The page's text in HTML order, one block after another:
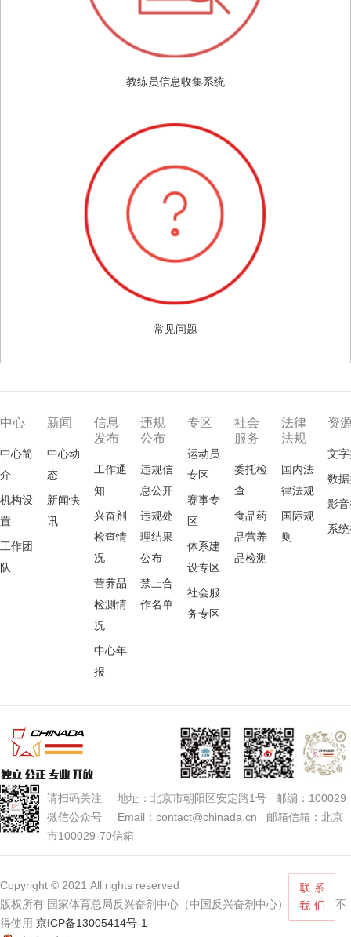
教练员信息收集系统
常见问题
中心
中心简
介
机构设
置
工作团
队
新闻
中心动
态
新闻快
讯
信息
发布
工作通
知
兴奋剂
检查情
况
营养品
检测情
况
中心年
报
违规
公布
违规信
息公开
违规处
理结果
公布
禁止合
作名单
专区
运动员
专区
赛事专
区
体系建
设专区
社会服
务专区
社会
服务
委托检
查
食品药
品营养
品检测
法律
法规
国内法
律法规
国际规
则
资
文
数
影
系
请扫码关注 地址：北京市朝阳区安定路1号 邮编：100029
微信公众号 Email：contact@chinada.cn 邮箱信箱：北京
市100029-70信箱
Copyright © 2021 All rights reserved
版权所有 国家体育总局反兴奋剂中心（中国反兴奋剂中心） 未经授权不
得使用 京ICP备13005414号-1